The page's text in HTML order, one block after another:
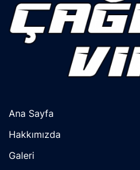
Ana Sayfa
Hakkımızda
Galeri